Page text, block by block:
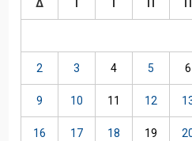
Δ Τ Τ Π Π
2 3 4 5 6
9 10 11 12
16 17 18 19